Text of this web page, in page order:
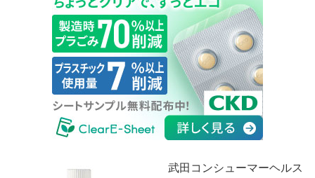
武田コンシューマーヘルス